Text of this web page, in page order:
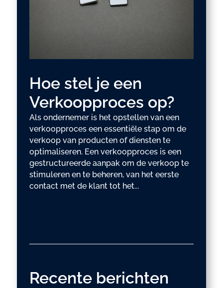
Hoe stel je een
Verkoopproces op?
Als ondernemer is het opstellen van een
verkoopproces een essentiële stap om de
verkoop van producten of diensten te
optimaliseren. Een verkoopproces is een
gestructureerde aanpak om de verkoop te
stimuleren en te beheren, van het eerste
contact met de klant tot het...
Recente berichten